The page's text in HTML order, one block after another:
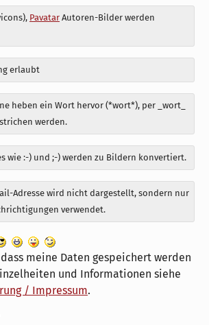
PavatarAutoren-Bilder werden
erlaubt
heben ein Wort hervor (*wort*), per _wort_
werden.
wie :-) und ;-) werden zu Bildern konvertiert.
Adresse wird nicht dargestellt, sondern nur
verwendet.
meine Daten gespeichert werden
und Informationen siehe
/ Impressum.